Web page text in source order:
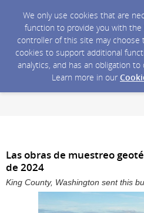
We only use cookies that are
function to provide you with the
controller of this site may choose
cookies to support additional
analytics, and has an obligation
Learn more in our
Las obras de muestreo
de 2024
King County, Washington sent this